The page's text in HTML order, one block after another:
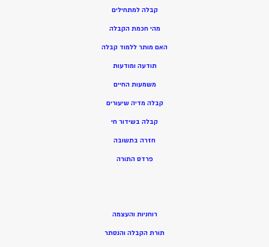
קבלה למתחילים
מהי חכמת הקבלה
האם מותר ללמוד קבלה
תודעה ומודעות
משמעות החיים
קבלה מדיה שיעורים
קבלה בשידור חי
חזרה בתשובה
פרדס התורה
רוחניות והעצמה
תורת הקבלה והנסתר